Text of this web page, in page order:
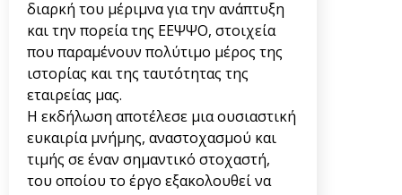
διαρκή του μέριμνα για την ανάπτυξη
και την πορεία της ΕΕΨΨΟ, στοιχεία
που παραμένουν πολύτιμο μέρος της
ιστορίας και της ταυτότητας της
εταιρείας μας.
Η εκδήλωση αποτέλεσε μια ουσιαστική
ευκαιρία μνήμης, αναστοχασμού και
τιμής σε έναν σημαντικό στοχαστή,
του οποίου το έργο εξακολουθεί να